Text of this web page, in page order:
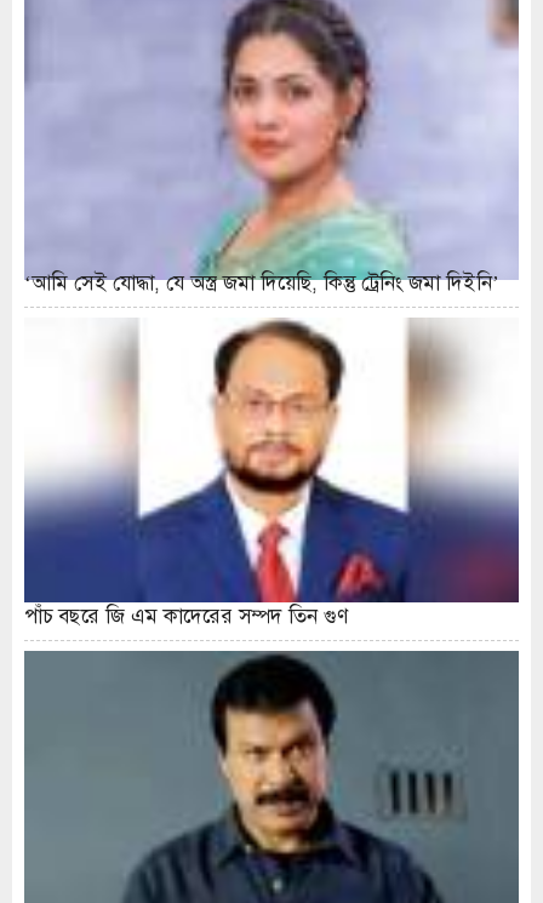
‘আমি সেই যোদ্ধা, যে অস্ত্র জমা দিয়েছি, কিন্তু ট্রেনিং জমা দিইনি’
পাঁচ বছরে জি এম কাদেরের সম্পদ তিন গুণ